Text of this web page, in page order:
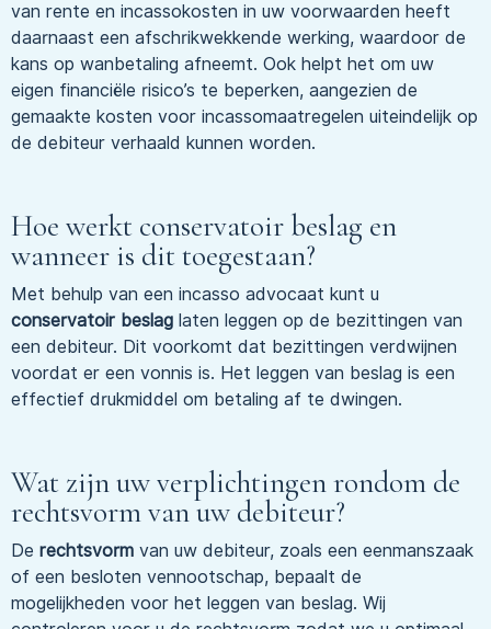
van rente en incassokosten in uw voorwaarden heeft
daarnaast een afschrikwekkende werking, waardoor de
kans op wanbetaling afneemt. Ook helpt het om uw
eigen financiële risico’s te beperken, aangezien de
gemaakte kosten voor incassomaatregelen uiteindelijk op
de debiteur verhaald kunnen worden.
Hoe werkt conservatoir beslag en
wanneer is dit toegestaan?
Met behulp van een incasso advocaat kunt u
conservatoir beslag laten leggen op de bezittingen van
een debiteur. Dit voorkomt dat bezittingen verdwijnen
voordat er een vonnis is. Het leggen van beslag is een
effectief drukmiddel om betaling af te dwingen.
Wat zijn uw verplichtingen rondom de
rechtsvorm van uw debiteur?
De rechtsvorm van uw debiteur, zoals een eenmanszaak
of een besloten vennootschap, bepaalt de
mogelijkheden voor het leggen van beslag. Wij